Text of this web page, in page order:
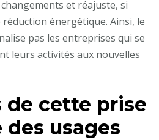
et réajuste, si
énergétique. Ainsi, le
pas les entreprises qui se
leurs activités aux nouvelles
de cette prise
usages